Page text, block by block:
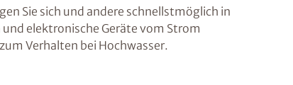
Sie sich und andere schnellstmöglich in
elektronische Geräte vom Strom
Verhalten bei Hochwasser.